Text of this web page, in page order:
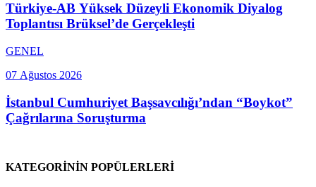
Türkiye-AB Yüksek Düzeyli Ekonomik Diyalog
Toplantısı Brüksel’de Gerçekleşti
GENEL
07 Ağustos 2026
İstanbul Cumhuriyet Başsavcılığı’ndan “Boykot”
Çağrılarına Soruşturma
KATEGORİNİN POPÜLERLERİ